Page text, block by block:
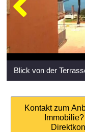
Blick von der
Kontakt zum
Immobilie?